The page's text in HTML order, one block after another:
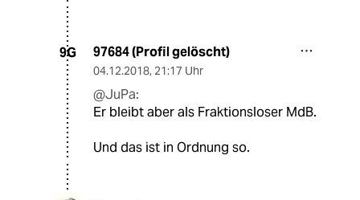
9G 97684 (Profil gelöscht)
04.12.2018, 21:17 Uhr
@JuPa:
Er bleibt aber als Fraktionsloser MdB.
Und das ist in Ordnung so.